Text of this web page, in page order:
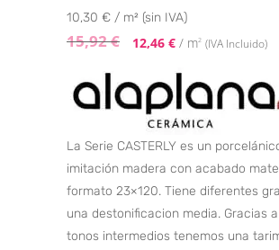
10,30 € / m² (sin IVA)
15,92€ 12,46 € / m2 (IVA Incluido)
La Serie CASTERLY es un
imitación madera con acabado
formato 23×120. Tiene diferentes
una destonificacion media. Gracias
tonos intermedios tenemos una